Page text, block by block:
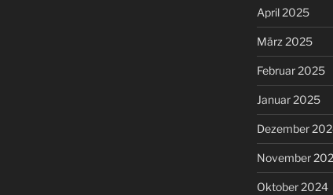
April 2025
März 2025
Februar 2025
Januar 2025
Dezember
November
Oktober 2024